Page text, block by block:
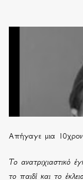
Απήγαγε μια
Το ανατριχιαστικό
το παιδί και το